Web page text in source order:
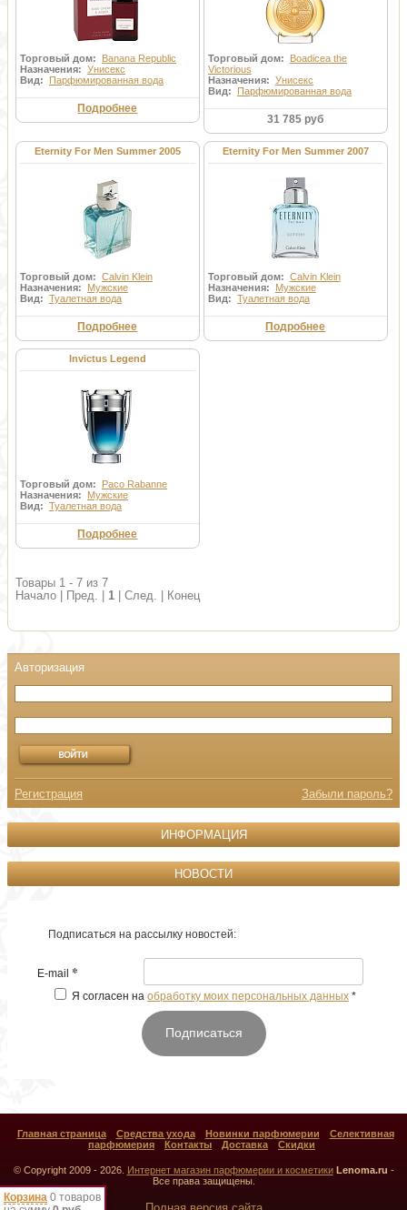
Торговый дом: Banana Republic
Назначения: Унисекс
Вид: Парфюмированная вода
Подробнее
Торговый дом: Boadicea the
Victorious
Назначения: Унисекс
Вид: Парфюмированная вода
31 785 руб
Eternity For Men Summer 2005
Торговый дом: Calvin Klein
Назначения: Мужские
Вид: Туалетная вода
Подробнее
Eternity For Men Summer 2007
Торговый дом: Calvin Klein
Назначения: Мужские
Вид: Туалетная вода
Подробнее
Invictus Legend
Торговый дом: Paco Rabanne
Назначения: Мужские
Вид: Туалетная вода
Подробнее
Товары 1 - 7 из 7
Начало | Пред. | 1 | След. | Конец
Корзина 0 товаров
Регистрация Забыли пароль?
ИНФОРМАЦИЯ
НОВОСТИ
Подписаться на рассылку новостей:
E-mail *
Я согласен на обработку моих персональных данных *
Подписаться
Главная страница Средства ухода Новинки парфюмерии
Селективная
парфюмерия
Контакты Доставка Скидки
© Copyright 2009 - 2026. Интернет магазин парфюмерии и косметики Lenoma.ru -
Все права защищены.